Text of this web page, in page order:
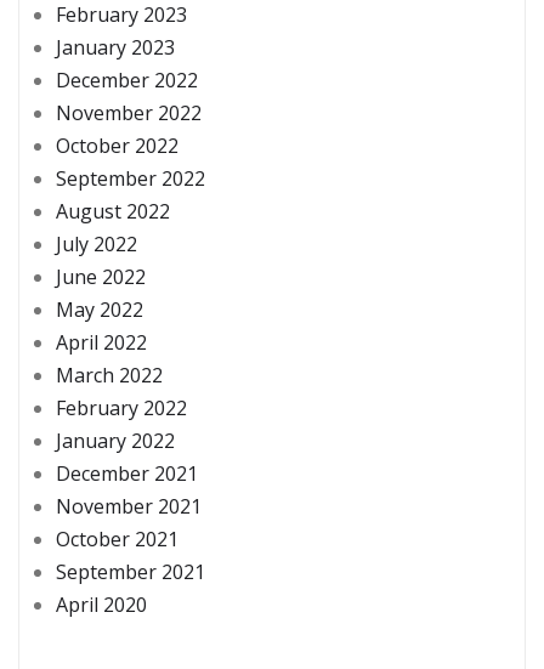
February 2023
January 2023
December 2022
November 2022
October 2022
September 2022
August 2022
July 2022
June 2022
May 2022
April 2022
March 2022
February 2022
January 2022
December 2021
November 2021
October 2021
September 2021
April 2020